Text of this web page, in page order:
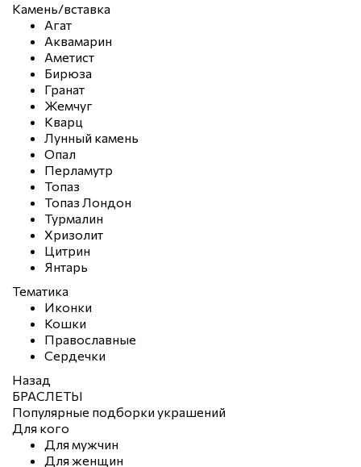
Камень/вставка
Агат
Аквамарин
Аметист
Бирюза
Гранат
Жемчуг
Кварц
Лунный камень
Опал
Перламутр
Топаз
Топаз Лондон
Турмалин
Хризолит
Цитрин
Янтарь
Тематика
Иконки
Кошки
Православные
Сердечки
Назад
БРАСЛЕТЫ
Популярные подборки украшений
Для кого
Для мужчин
Для женщин